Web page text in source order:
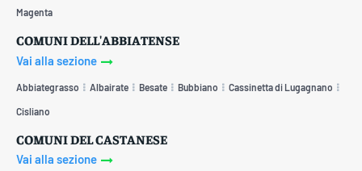
Magenta
COMUNI DELL'ABBIATENSE
Vai alla sezione
Abbiategrasso Albairate Besate Bubbiano Cassinetta di Lugagnano
Cisliano
COMUNI DEL CASTANESE
Vai alla sezione